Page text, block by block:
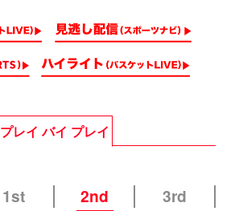
プレイ バイ プレイ
1st 2nd
3rd